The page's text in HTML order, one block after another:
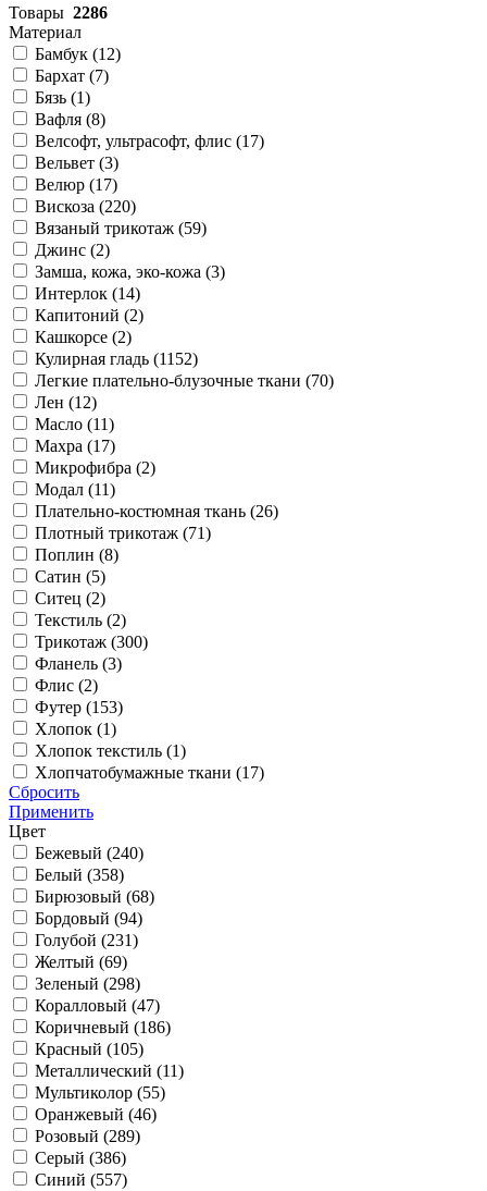
Товары 2286
Материал
Бамбук (12)
Бархат (7)
Бязь (1)
Вафля (8)
Велсофт, ультрасофт, флис (17)
Вельвет (3)
Велюр (17)
Вискоза (220)
Вязаный трикотаж (59)
Джинс (2)
Замша, кожа, эко-кожа (3)
Интерлок (14)
Капитоний (2)
Кашкорсе (2)
Кулирная гладь (1152)
Легкие плательно-блузочные ткани (70)
Лен (12)
Масло (11)
Махра (17)
Микрофибра (2)
Модал (11)
Плательно-костюмная ткань (26)
Плотный трикотаж (71)
Поплин (8)
Сатин (5)
Ситец (2)
Текстиль (2)
Трикотаж (300)
Фланель (3)
Флис (2)
Футер (153)
Хлопок (1)
Хлопок текстиль (1)
Хлопчатобумажные ткани (17)
Сбросить
Применить
Цвет
Бежевый (240)
Белый (358)
Бирюзовый (68)
Бордовый (94)
Голубой (231)
Желтый (69)
Зеленый (298)
Коралловый (47)
Коричневый (186)
Красный (105)
Металлический (11)
Мультиколор (55)
Оранжевый (46)
Розовый (289)
Серый (386)
Синий (557)